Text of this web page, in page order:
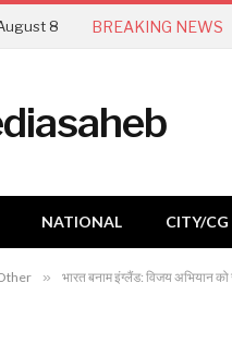
8 BREAKING NEWS
NATIONAL CITY/CG
» भारत बनाम इंग्लैंड: विजय अभियान को